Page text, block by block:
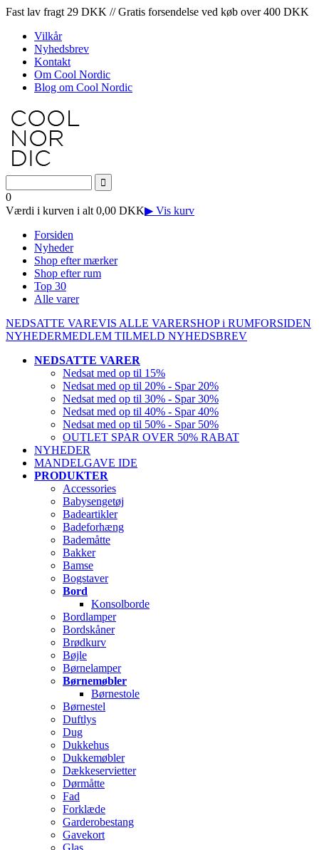
Fast lav fragt 29 DKK // Gratis forsendelse ved køb over 400 DKK
Vilkår
Nyhedsbrev
Kontakt
Om Cool Nordic
Blog om Cool Nordic
0
Værdi i kurven i alt 0,00 DKK▶ Vis kurv
Forsiden
Nyheder
Shop efter mærker
Shop efter rum
Top 30
Alle varer
NEDSATTE VAREVIS ALLE VARERSHOP i RUMFORSIDEN
NYHEDERMEDLEM TILMELD NYHEDSBREV
NEDSATTE VARER
Nedsat med op til 15%
Nedsat med op til 20% - Spar 20%
Nedsat med op til 30% - Spar 30%
Nedsat med op til 40% - Spar 40%
Nedsat med op til 50% - Spar 50%
OUTLET SPAR OVER 50% RABAT
NYHEDER
MANDELGAVE IDE
PRODUKTER
Accessories
Babysengetøj
Badeartikler
Badeforhæng
Bademåtte
Bakker
Bamse
Bogstaver
Bord
Konsolborde
Bordlamper
Bordskåner
Brødkurv
Bøjle
Børnelamper
Børnemøbler
Børnestole
Børnestel
Duftlys
Dug
Dukkehus
Dukkemøbler
Dækkeservietter
Dørmåtte
Fad
Forklæde
Garderobestang
Gavekort
Glas